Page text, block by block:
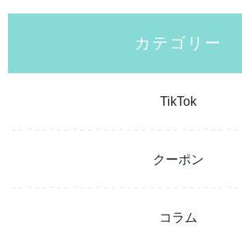
カテゴリー
TikTok
クーポン
コラム